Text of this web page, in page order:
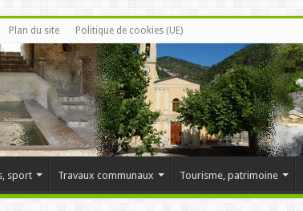
Plan du site Politique de cookies (UE)
sport Travaux communaux Tourisme, patrimoine